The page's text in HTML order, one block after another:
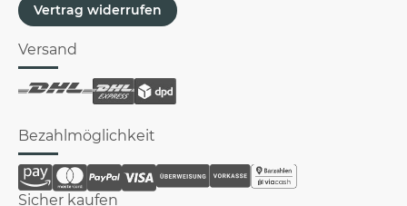
Vertrag widerrufen
Versand
Bezahlmöglichkeit
Sicher kaufen